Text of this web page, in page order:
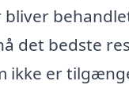
det bedste
ikke er